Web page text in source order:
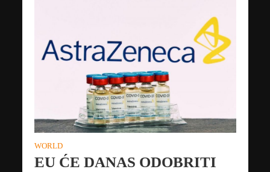
WORLD
EU ĆE DANAS ODOBRITI